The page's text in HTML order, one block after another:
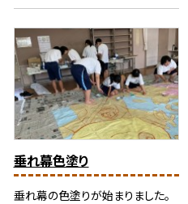
垂れ幕色塗り
垂れ幕の色塗りが始まりました。